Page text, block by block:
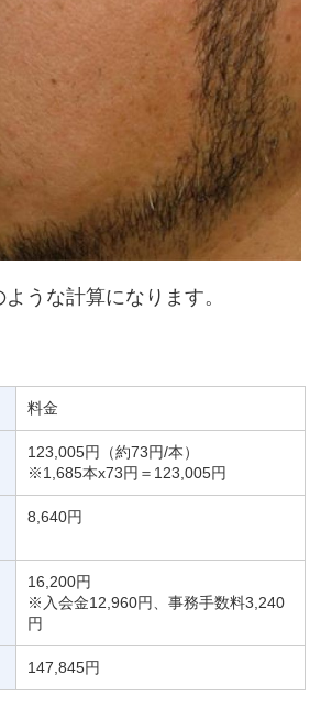
うな計算になります。
料金
123,005円（約73円/本）
※1,685本x73円＝123,005円
8,640円
16,200円
※入会金12,960円、事務手数料3,240
円
147,845円